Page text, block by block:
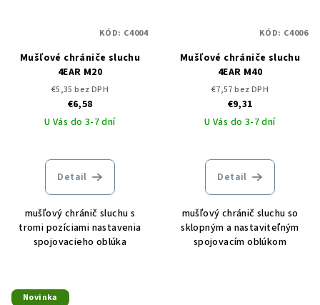
Mušľové chrániče sluchu
4EAR M20
€5,35 bez DPH
€6,58
U Vás do 3-7 dní
Detail
mušľový chránič sluchu s
tromi pozíciami nastavenia
spojovacieho oblúka
KÓD: C4004
Mušľové chrániče sluchu
4EAR M40
€7,57 bez DPH
€9,31
U Vás do 3-7 dní
Detail
mušľový chránič sluchu so
sklopným a nastaviteľným
spojovacím oblúkom
KÓD: C4006
Novinka